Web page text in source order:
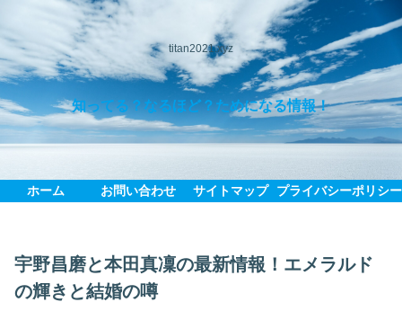
titan2021.xyz
知ってる？なるほど？ためになる情報！
ホーム お問い合わせ サイトマップ プライバシーポリシー
宇野昌磨と本田真凜の最新情報！エメラルド
の輝きと結婚の噂